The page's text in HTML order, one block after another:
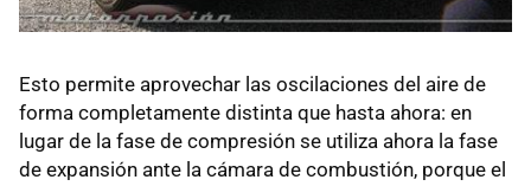
Esto permite aprovechar las oscilaciones del aire de
forma completamente distinta que hasta ahora: en
lugar de la fase de compresión se utiliza ahora la fase
de expansión ante la cámara de combustión, porque el